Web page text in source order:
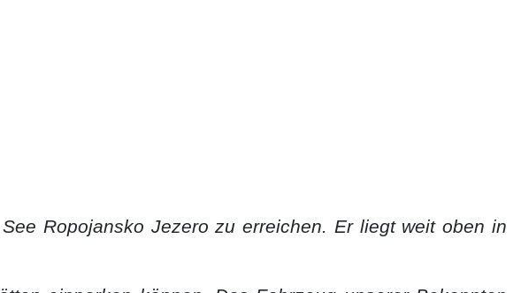
Ropojansko Jezero zu erreichen. Er liegt weit oben in